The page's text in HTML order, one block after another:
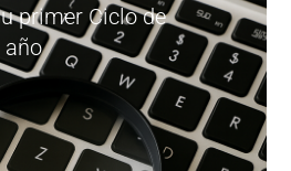
primer Ciclo de
año